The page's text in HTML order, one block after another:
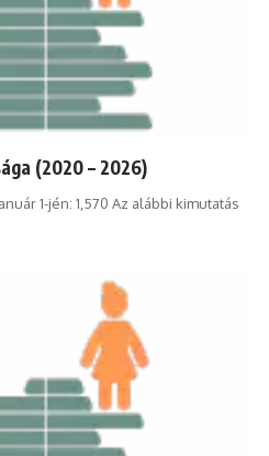
(2020 – 2026)
1-jén: 1,570 Az alábbi kimutatás